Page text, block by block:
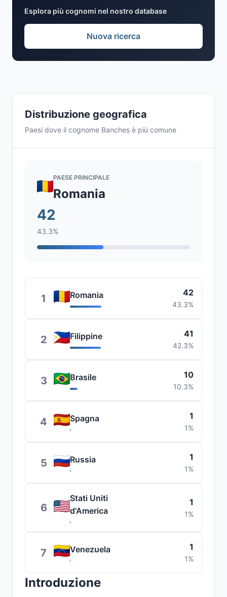
Distribuzione geografica
Paesi dove il cognome Banches è più comune
PAESE PRINCIPALE
Romania
42
43.3%
1 Romania 42
43.3%
2 Filippine 41
42.3%
3 Brasile 10
10.3%
4 Spagna 1
1%
5 Russia 1
1%
6
Stati Uniti
d'America
1
1%
7 Venezuela 1
1%
Introduzione
Esplora più cognomi nel nostro database
Nuova ricerca